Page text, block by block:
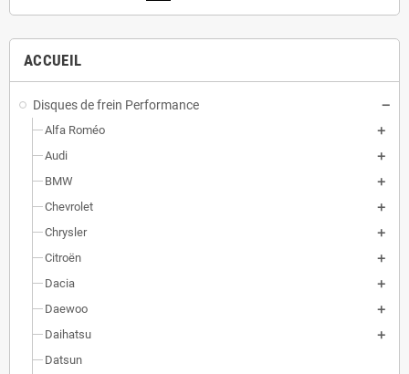
ACCUEIL
Disques de frein Performance
Alfa Roméo
Audi
BMW
Chevrolet
Chrysler
Citroën
Dacia
Daewoo
Daihatsu
Datsun